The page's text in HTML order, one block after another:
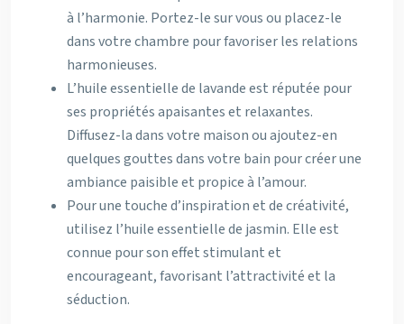
à l’harmonie. Portez-le sur vous ou placez-le
dans votre chambre pour favoriser les relations
harmonieuses.
L’huile essentielle de lavande est réputée pour
ses propriétés apaisantes et relaxantes.
Diffusez-la dans votre maison ou ajoutez-en
quelques gouttes dans votre bain pour créer une
ambiance paisible et propice à l’amour.
Pour une touche d’inspiration et de créativité,
utilisez l’huile essentielle de jasmin. Elle est
connue pour son effet stimulant et
encourageant, favorisant l’attractivité et la
séduction.